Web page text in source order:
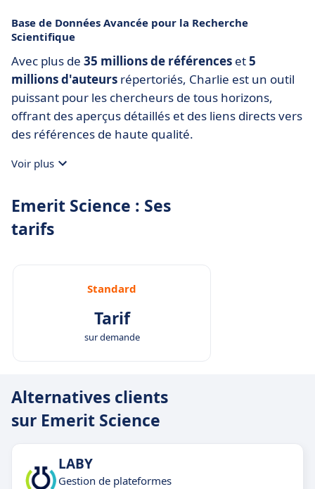
Base de Données Avancée pour la Recherche
Scientifique
Avec plus de 35 millions de références et5
millions d'auteurs répertoriés, Charlie est un outil
puissant pour les chercheurs de tous horizons,
offrant des aperçus détaillés et des liens directs vers
des références de haute qualité.
Voir plus
Emerit Science : Ses
tarifs
Standard
Tarif
sur demande
Alternatives clients
sur Emerit Science
LABY
Gestion de plateformes